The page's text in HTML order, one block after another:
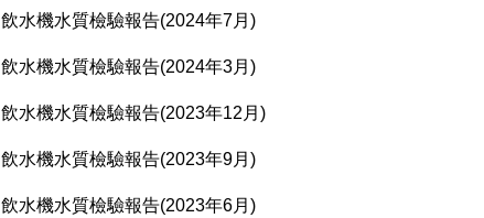
飲水機水質檢驗報告(2024年7月)
飲水機水質檢驗報告(2024年3月)
飲水機水質檢驗報告(2023年12月)
飲水機水質檢驗報告(2023年9月)
飲水機水質檢驗報告(2023年6月)